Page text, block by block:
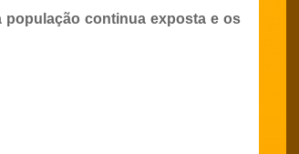
população continua exposta e os